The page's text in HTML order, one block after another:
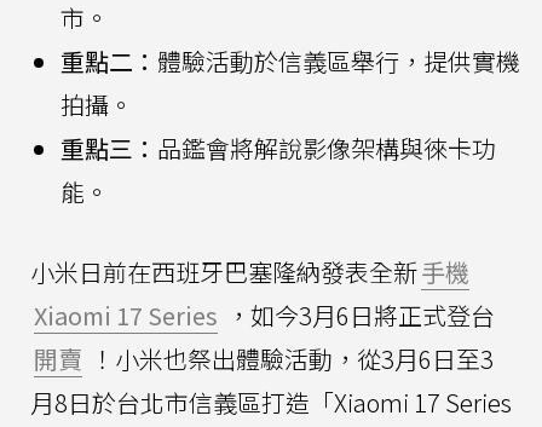
市。
重點二： 體驗活動於信義區舉行，提供實機
拍攝。
重點三： 品鑑會將解說影像架構與徠卡功
能。
小米日前在西班牙巴塞隆納發表全新手機
Xiaomi 17 Series ，如今3月6日將正式登台
開賣 ！小米也祭出體驗活動，從3月6日至3
月8日於台北市信義區打造「Xiaomi 17 Series